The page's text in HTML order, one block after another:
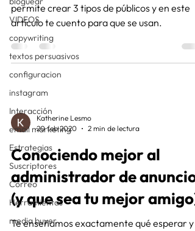
VIDEOS
copywriting
textos persuasivos
configuracion
instagram
Interacción
email marketing
Estrategias
Suscriptores
Correo
Herramientas
media buyer
permite crear 3 tipos de públicos y en este
artículo te cuento para que se usan.
Katherine Lesmo
20 feb 2020
2 min de lectura
Conociendo mejor al
administrador de anuncios
(y que sea tu mejor amigo)
Te enseñamos exactamente qué esperar y